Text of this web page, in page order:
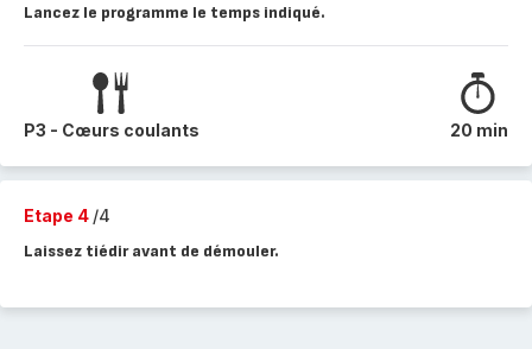
Lancez le programme le temps indiqué.
P3 - Cœurs coulants 20 min
Etape 4 /4
Laissez tiédir avant de démouler.